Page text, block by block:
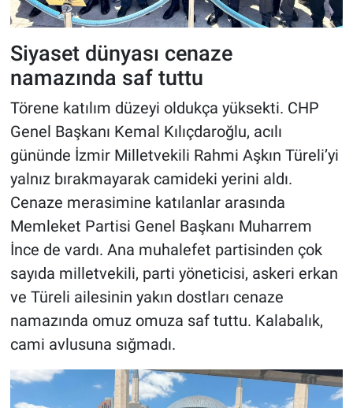
Siyaset dünyası cenaze
namazında saf tuttu
Törene katılım düzeyi oldukça yüksekti. CHP
Genel Başkanı Kemal Kılıçdaroğlu, acılı
gününde İzmir Milletvekili Rahmi Aşkın Türeli’yi
yalnız bırakmayarak camideki yerini aldı.
Cenaze merasimine katılanlar arasında
Memleket Partisi Genel Başkanı Muharrem
İnce de vardı. Ana muhalefet partisinden çok
sayıda milletvekili, parti yöneticisi, askeri erkan
ve Türeli ailesinin yakın dostları cenaze
namazında omuz omuza saf tuttu. Kalabalık,
cami avlusuna sığmadı.